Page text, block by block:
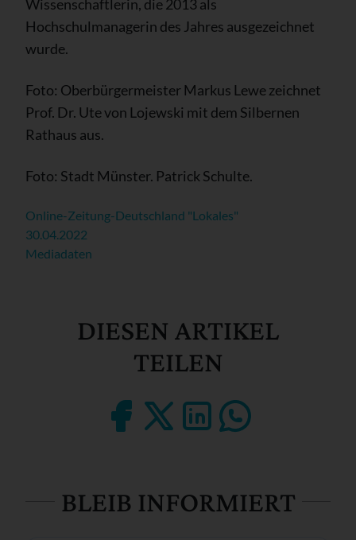
Wissenschaftlerin, die 2013 als
Hochschulmanagerin des Jahres ausgezeichnet
wurde.
Foto: Oberbürgermeister Markus Lewe zeichnet
Prof. Dr. Ute von Lojewski mit dem Silbernen
Rathaus aus.
Foto: Stadt Münster. Patrick Schulte.
Online-Zeitung-Deutschland "Lokales"
30.04.2022
Mediadaten
DIESEN ARTIKEL
TEILEN
BLEIB INFORMIERT